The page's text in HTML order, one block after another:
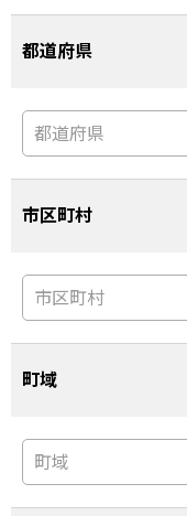
都道府県
市区町村
町域